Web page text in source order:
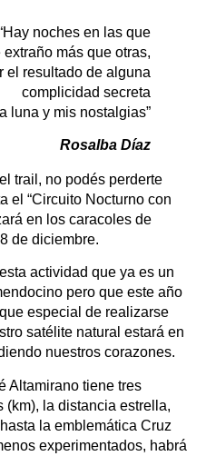
noches en las que
extraño más que otras,
el resultado de alguna
complicidad secreta
luna y mis nostalgias”
Rosalba Díaz
trail, no podés perderte
el “Circuito Nocturno con
en los caracoles de
de diciembre.
actividad que ya es un
pero que este año
especial de realizarse
satélite natural estará en
nuestros corazones.
Altamirano tiene tres
(km), la distancia estrella,
la emblemática Cruz
experimentados, habrá